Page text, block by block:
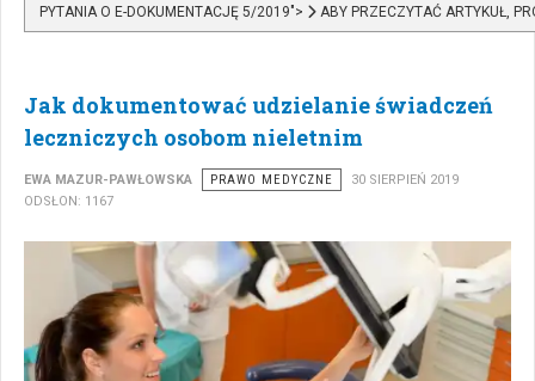
PYTANIA O E-DOKUMENTACJĘ 5/2019"> ABY PRZECZYTAĆ ARTYKUŁ,
Jak dokumentować udzielanie świadczeń
leczniczych osobom nieletnim
EWA MAZUR-PAWŁOWSKA PRAWO MEDYCZNE
30 SIERPIEŃ 2019
ODSŁON: 1167